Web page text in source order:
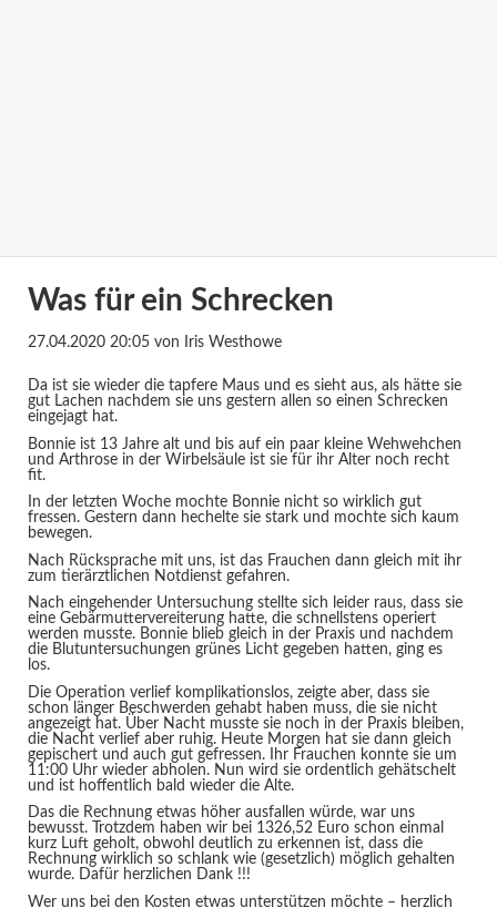
Was für ein Schrecken
27.04.2020 20:05von Iris Westhowe
Da ist sie wieder die tapfere Maus und es sieht aus, als hätte sie
gut Lachen nachdem sie uns gestern allen so einen Schrecken
eingejagt hat.
Bonnie ist 13 Jahre alt und bis auf ein paar kleine Wehwehchen
und Arthrose in der Wirbelsäule ist sie für ihr Alter noch recht
fit.
In der letzten Woche mochte Bonnie nicht so wirklich gut
fressen. Gestern dann hechelte sie stark und mochte sich kaum
bewegen.
Nach Rücksprache mit uns, ist das Frauchen dann gleich mit ihr
zum tierärztlichen Notdienst gefahren.
Nach eingehender Untersuchung stellte sich leider raus, dass sie
eine Gebärmuttervereiterung hatte, die schnellstens operiert
werden musste. Bonnie blieb gleich in der Praxis und nachdem
die Blutuntersuchungen grünes Licht gegeben hatten, ging es
los.
Die Operation verlief komplikationslos, zeigte aber, dass sie
schon länger Beschwerden gehabt haben muss, die sie nicht
angezeigt hat. Über Nacht musste sie noch in der Praxis bleiben,
die Nacht verlief aber ruhig. Heute Morgen hat sie dann gleich
gepischert und auch gut gefressen. Ihr Frauchen konnte sie um
11:00 Uhr wieder abholen. Nun wird sie ordentlich gehätschelt
und ist hoffentlich bald wieder die Alte.
Das die Rechnung etwas höher ausfallen würde, war uns
bewusst. Trotzdem haben wir bei 1326,52 Euro schon einmal
kurz Luft geholt, obwohl deutlich zu erkennen ist, dass die
Rechnung wirklich so schlank wie (gesetzlich) möglich gehalten
wurde. Dafür herzlichen Dank !!!
Wer uns bei den Kosten etwas unterstützen möchte – herzlich